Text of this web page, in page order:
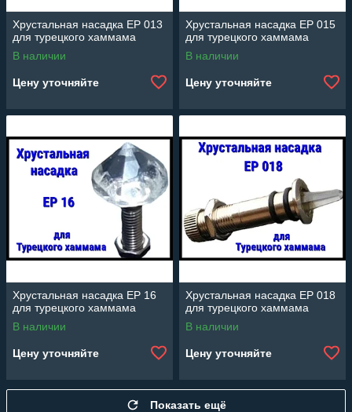
Хрустальная насадка EP 013
для турецкого хаммама
В наличии
Цену уточняйте
Хрустальная насадка EP 015
для турецкого хаммама
В наличии
Цену уточняйте
Хрустальная насадка EP 16
для турецкого хаммама
В наличии
Цену уточняйте
Хрустальная насадка EP 018
для турецкого хаммама
В наличии
Цену уточняйте
Показать ещё